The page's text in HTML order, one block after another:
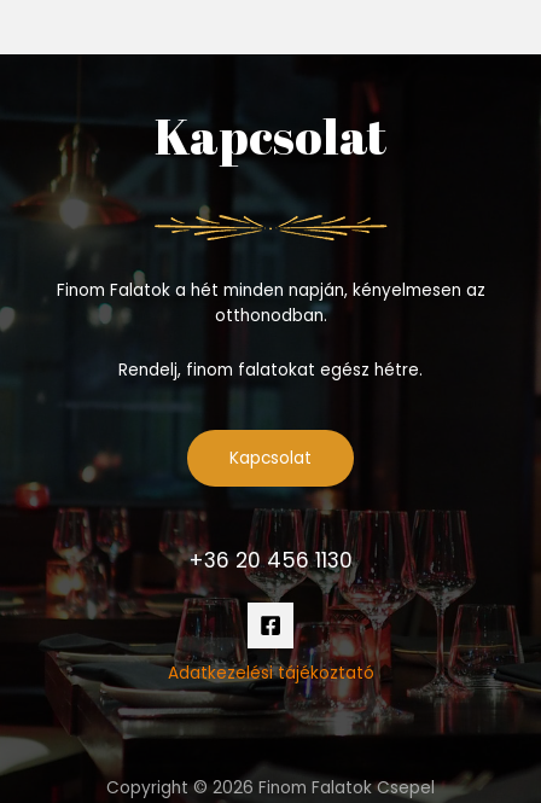
Kapcsolat
Finom Falatok a hét minden napján, kényelmesen az
otthonodban.
Rendelj, finom falatokat egész hétre.
Kapcsolat
+36 20 456 1130
Adatkezelési tájékoztató
Copyright © 2026 Finom Falatok Csepel